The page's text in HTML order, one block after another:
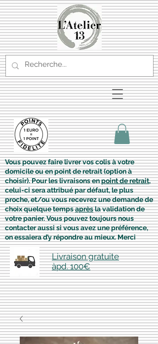
Vous pouvez faire livrer vos colis à votre
domicile ou en point de retrait (option à
choisir). Pour les livraisons enpoint de retrait,
celui-ci sera attribué par défaut, le plus
proche, et/ou vous recevrez une demande de
choix quelque tempsaprèsla validation de
votre panier. Vous pouvez toujours nous
contacter aussi si vous avez une préférence,
on essaiera d’y répondre au mieux. Merci
Livraison gratuite
àpd. 100€